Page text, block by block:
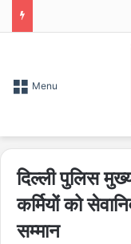
Menu
दिल्ली पुलिस
कर्मियों को
सम्मान